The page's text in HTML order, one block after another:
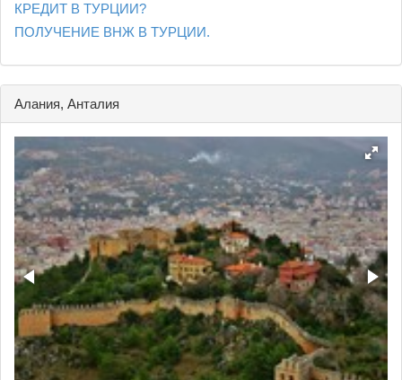
КРЕДИТ В ТУРЦИИ?
ПОЛУЧЕНИЕ ВНЖ В ТУРЦИИ.
Алания, Анталия